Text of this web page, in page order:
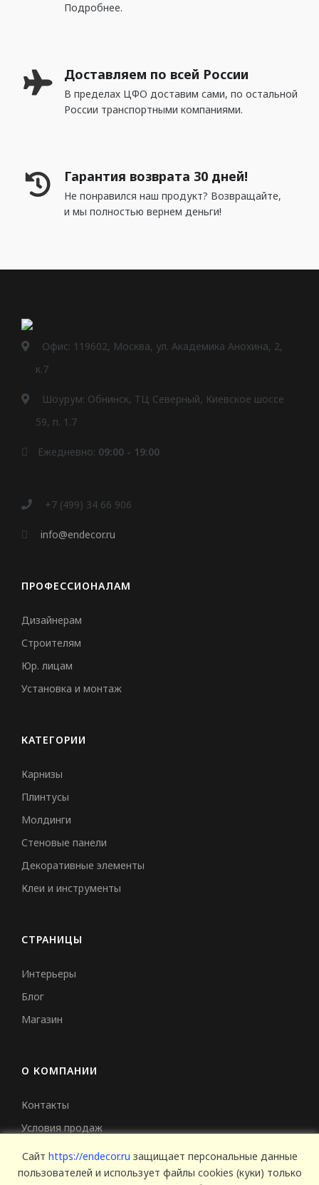
Подробнее.
Доставляем по всей России
В пределах ЦФО доставим сами, по остальной
России транспортными компаниями.
Гарантия возврата 30 дней!
Не понравился наш продукт? Возвращайте,
и мы полностью вернем деньги!
Офис: 119602, Москва, ул. Академика Анохина, 2,
к.7
Шоурум: Обнинск, ТЦ Северный, Киевское шоссе
59, п. 1.7
Ежедневно: 09:00 - 19:00
+7 (499) 34 66 906
info@endecor.ru
ПРОФЕССИОНАЛАМ
Дизайнерам
Строителям
Юр. лицам
Установка и монтаж
КАТЕГОРИИ
Карнизы
Плинтусы
Молдинги
Стеновые панели
Декоративные элементы
Клеи и инструменты
СТРАНИЦЫ
Интерьеры
Блог
Магазин
О КОМПАНИИ
Контакты
Условия продаж
Сертификаты
Сайт https://endecor.ru защищает персональные данные
пользователей и использует файлы cookies (куки) только